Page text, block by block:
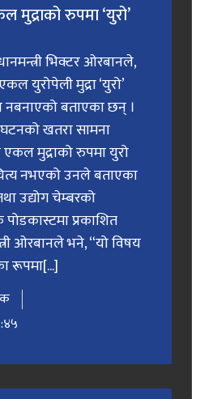
मुद्राको रुपमा ‘युरो’
भिक्टर ओरबानले,
युरोपेली मुद्रा ‘युरो’
बताएका छन् ।
खतरा सामना
मुद्राको रुपमा युरो
नभएको उनले बताएका
उद्योग चेम्बरको
प्रकाशित
ओरबानले भने, “यो विषय
रूपमा[...]